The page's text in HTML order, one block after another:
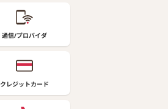
通信/プロバイダ
クレジットカード